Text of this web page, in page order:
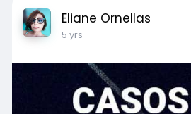
Eliane Ornellas
5 yrs